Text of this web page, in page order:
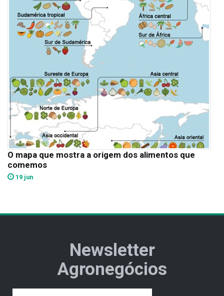
O mapa que mostra a origem dos alimentos que
comemos
19 jun
Newsletter
Agronegócios